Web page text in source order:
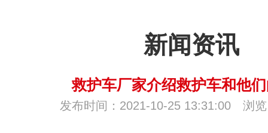
新闻资讯
救护车厂家介绍救护车和他
发布时间：2021-10-25 13:31:00 浏览